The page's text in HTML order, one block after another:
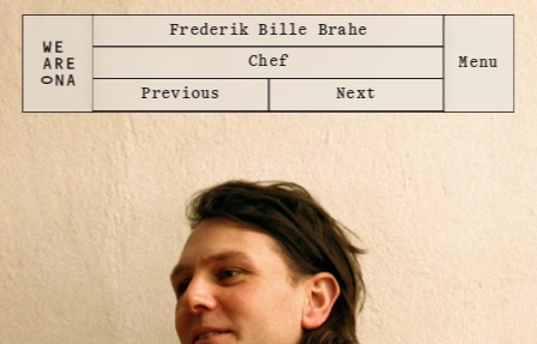
Frederik Bille Brahe
Chef
Previous Next